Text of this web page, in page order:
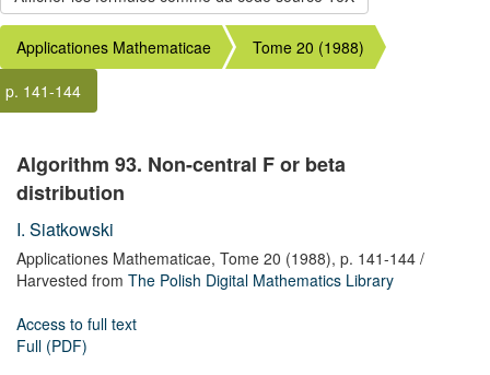
Applicationes Mathematicae
Tome 20 (1988)
p. 141-144
Algorithm 93. Non-central F or beta
distribution
I. Siatkowski
Applicationes Mathematicae, Tome 20 (1988), p. 141-144 /
Harvested from The Polish Digital Mathematics Library
Access to full text
Full (PDF)